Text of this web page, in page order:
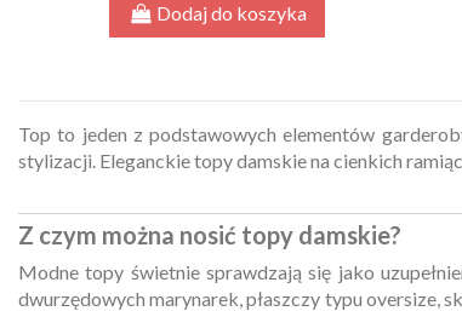
Dodaj do koszyka
Top to jeden z podstawowych elementów
stylizacji. Eleganckie topy damskie na cienkich
Z czym można nosić topy damskie?
Modne topy świetnie sprawdzają się jako
dwurzędowych marynarek,płaszczy typu oversize,